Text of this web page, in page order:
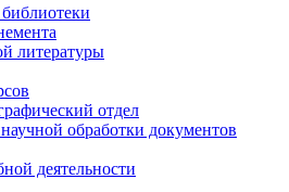
литературы
отдел
обработки документов
деятельности